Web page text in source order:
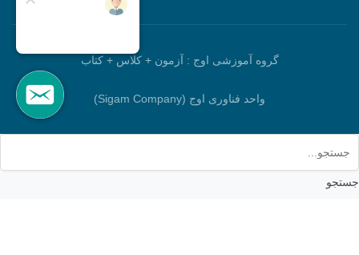
گروه آموزشی اوج : آزمون + کلاس + کتاب
واحد فناوری اوج (Sigam Company)
جستجو